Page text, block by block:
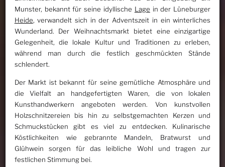
Munster, bekannt für seine idyllische Lage in der Lüneburger
Heide, verwandelt sich in der Adventszeit in ein winterliches
Wunderland. Der Weihnachtsmarkt bietet eine einzigartige
Gelegenheit, die lokale Kultur und Traditionen zu erleben,
während man durch die festlich geschmückten Stände
schlendert.
Der Markt ist bekannt für seine gemütliche Atmosphäre und
die Vielfalt an handgefertigten Waren, die von lokalen
Kunsthandwerkern angeboten werden. Von kunstvollen
Holzschnitzereien bis hin zu selbstgemachten Kerzen und
Schmuckstücken gibt es viel zu entdecken. Kulinarische
Köstlichkeiten wie gebrannte Mandeln, Bratwurst und
Glühwein sorgen für das leibliche Wohl und tragen zur
festlichen Stimmung bei.